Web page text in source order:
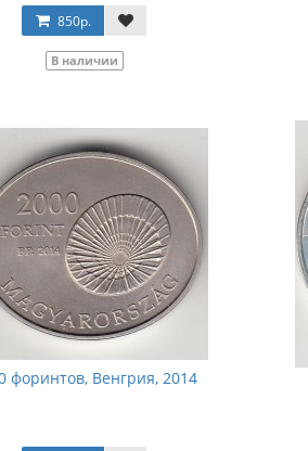
850р.
В наличии
форинтов, Венгрия, 2014